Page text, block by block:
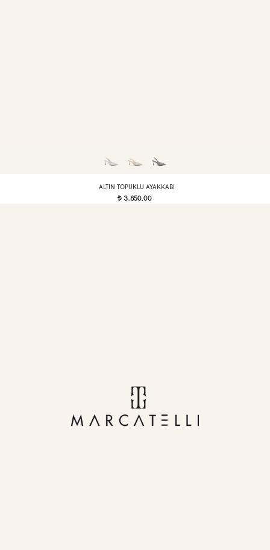
ALTIN TOPUKLU AYAKKABI
t3.850,00